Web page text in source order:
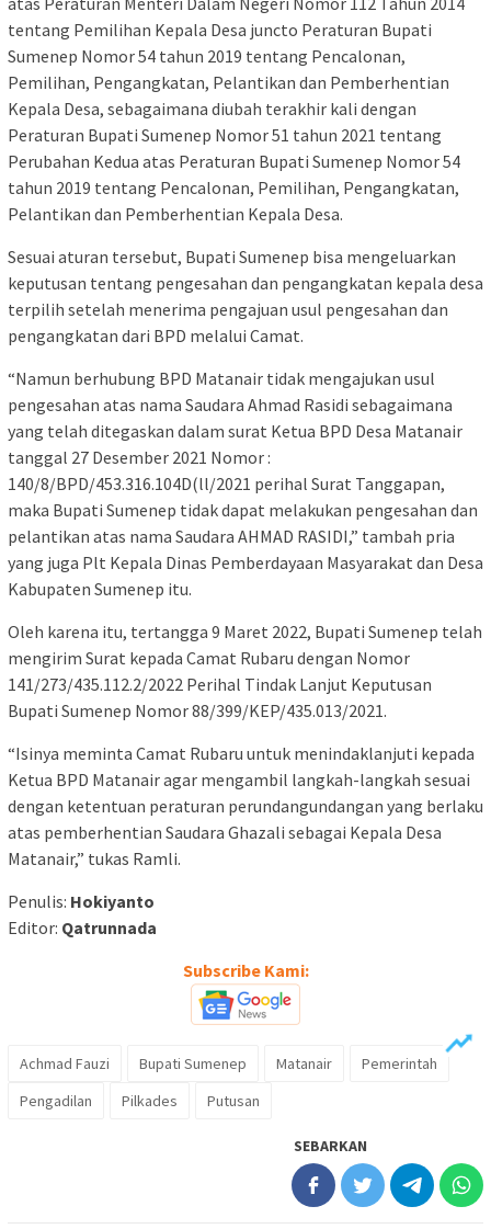
tentang Pemilihan Kepala Desa juncto Peraturan Bupati
Sumenep Nomor 54 tahun 2019 tentang Pencalonan,
Pemilihan, Pengangkatan, Pelantikan dan Pemberhentian
Kepala Desa, sebagaimana diubah terakhir kali dengan
Peraturan Bupati Sumenep Nomor 51 tahun 2021 tentang
Perubahan Kedua atas Peraturan Bupati Sumenep Nomor 54
tahun 2019 tentang Pencalonan, Pemilihan, Pengangkatan,
Pelantikan dan Pemberhentian Kepala Desa.
Sesuai aturan tersebut, Bupati Sumenep bisa mengeluarkan
keputusan tentang pengesahan dan pengangkatan kepala desa
terpilih setelah menerima pengajuan usul pengesahan dan
pengangkatan dari BPD melalui Camat.
“Namun berhubung BPD Matanair tidak mengajukan usul
pengesahan atas nama Saudara Ahmad Rasidi sebagaimana
yang telah ditegaskan dalam surat Ketua BPD Desa Matanair
tanggal 27 Desember 2021 Nomor :
140/8/BPD/453.316.104D(ll/2021 perihal Surat Tanggapan,
maka Bupati Sumenep tidak dapat melakukan pengesahan dan
pelantikan atas nama Saudara AHMAD RASIDI,” tambah pria
yang juga Plt Kepala Dinas Pemberdayaan Masyarakat dan Desa
Kabupaten Sumenep itu.
Oleh karena itu, tertangga 9 Maret 2022, Bupati Sumenep telah
mengirim Surat kepada Camat Rubaru dengan Nomor
141/273/435.112.2/2022 Perihal Tindak Lanjut Keputusan
Bupati Sumenep Nomor 88/399/KEP/435.013/2021.
“Isinya meminta Camat Rubaru untuk menindaklanjuti kepada
Ketua BPD Matanair agar mengambil langkah-langkah sesuai
dengan ketentuan peraturan perundangundangan yang berlaku
atas pemberhentian Saudara Ghazali sebagai Kepala Desa
Matanair,” tukas Ramli.
Penulis: Hokiyanto
Editor: Qatrunnada
Subscribe Kami:
Achmad Fauzi Bupati Sumenep Matanair
Pemerintah
Pengadilan
Pilkades Putusan
SEBARKAN